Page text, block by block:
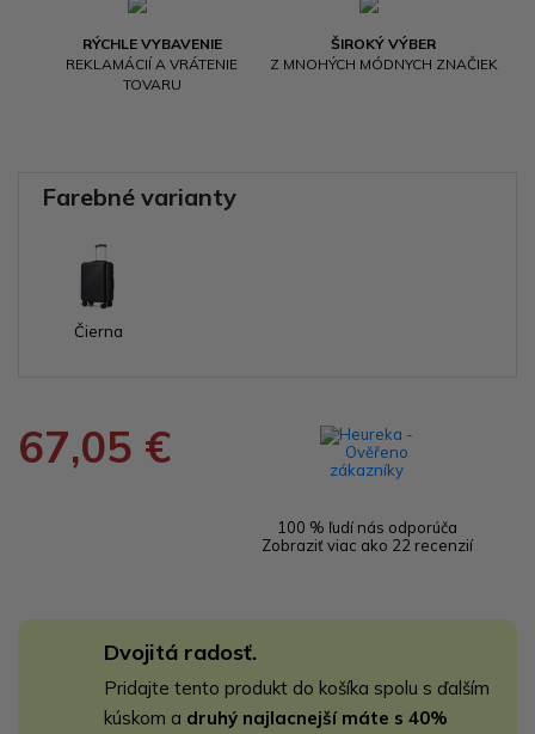
RÝCHLE VYBAVENIE
REKLAMÁCIÍ A VRÁTENIE
TOVARU
ŠIROKÝ VÝBER
Z MNOHÝCH MÓDNYCH ZNAČIEK
Farebné varianty
Čierna
67,05 €
100 % ľudí nás odporúča
Zobraziť viac ako 22 recenzií
Dvojitá radosť.
Pridajte tento produkt do košíka spolu s ďalším
kúskom a druhý najlacnejší máte s 40%